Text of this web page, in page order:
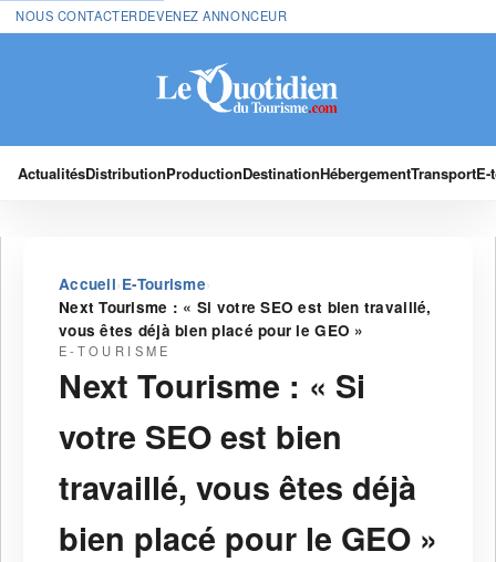
NOUS CONTACTERDEVENEZ ANNONCEUR
ActualitésDistributionProductionDestinationHébergementTransport
Accueil›E-Tourisme›
Next Tourisme : « Si votre SEO est bien travaillé,
vous êtes déjà bien placé pour le GEO »
E-TOURISME
Next Tourisme : « Si
votre SEO est bien
travaillé, vous êtes déjà
bien placé pour le GEO »